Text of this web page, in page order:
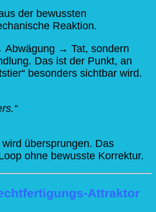
der bewussten
Reaktion.
Abwägung → Tat, sondern
Das ist der Punkt, an
besonders sichtbar wird.
übersprungen. Das
ohne bewusste Korrektur.
Attraktor